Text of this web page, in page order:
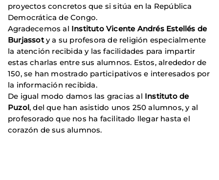
proyectos concretos que si sitúa en la República
Democrática de Congo.
Agradecemos al Instituto Vicente Andrés Estellés de
Burjassoty a su profesora de religión especialmente
la atención recibida y las facilidades para impartir
estas charlas entre sus alumnos. Estos, alrededor de
150, se han mostrado participativos e interesados por
la información recibida.
De igual modo damos las gracias al Instituto de
Puzol, del que han asistido unos 250 alumnos, y al
profesorado que nos ha facilitado llegar hasta el
corazón de sus alumnos.